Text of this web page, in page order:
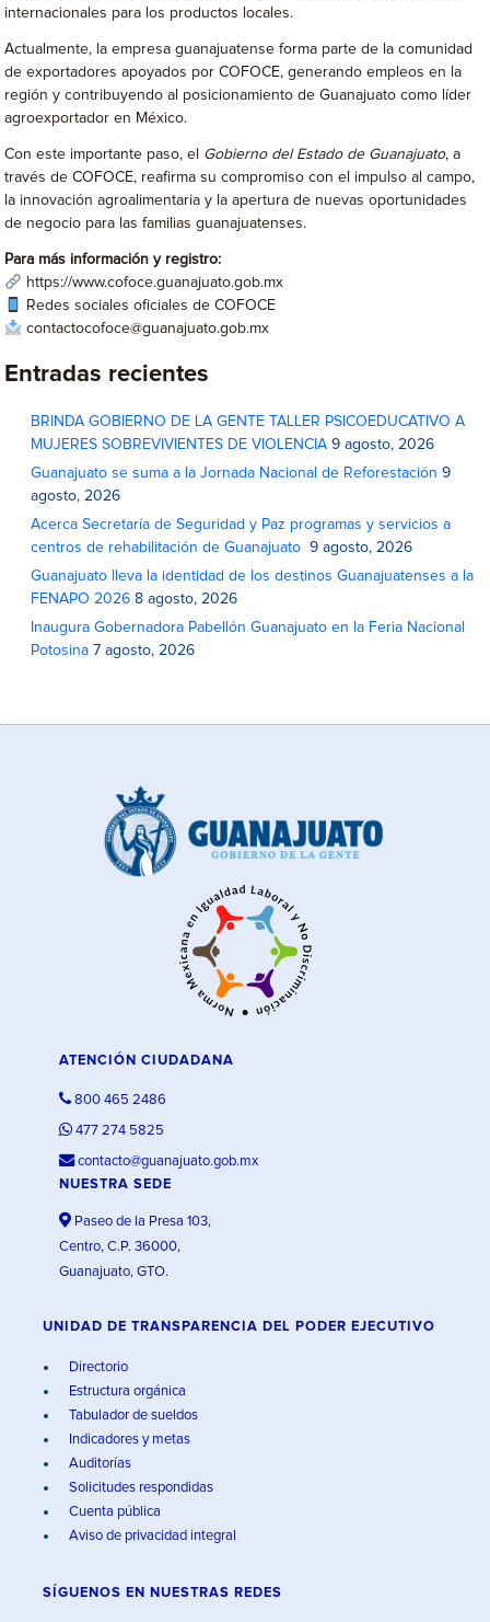
internacionales para los productos locales.
Actualmente, la empresa guanajuatense forma parte de la comunidad
de exportadores apoyados por COFOCE, generando empleos en la
región y contribuyendo al posicionamiento de Guanajuato como líder
agroexportador en México.
Con este importante paso, el Gobierno del Estado de Guanajuato, a
través de COFOCE, reafirma su compromiso con el impulso al campo,
la innovación agroalimentaria y la apertura de nuevas oportunidades
de negocio para las familias guanajuatenses.
Para más información y registro:
https://www.cofoce.guanajuato.gob.mx
Redes sociales oficiales de COFOCE
contactocofoce@guanajuato.gob.mx
Entradas recientes
BRINDA GOBIERNO DE LA GENTE TALLER PSICOEDUCATIVO A
MUJERES SOBREVIVIENTES DE VIOLENCIA 9 agosto, 2026
Guanajuato se suma a la Jornada Nacional de Reforestación 9
agosto, 2026
Acerca Secretaría de Seguridad y Paz programas y servicios a
centros de rehabilitación de Guanajuato
9 agosto, 2026
Guanajuato lleva la identidad de los destinos Guanajuatenses a la
FENAPO 2026 8 agosto, 2026
Inaugura Gobernadora Pabellón Guanajuato en la Feria Nacional
Potosina 7 agosto, 2026
ATENCIÓN CIUDADANA
800 465 2486
477 274 5825
contacto@guanajuato.gob.mx
NUESTRA SEDE
Paseo de la Presa 103,
Centro, C.P. 36000,
Guanajuato, GTO.
UNIDAD DE TRANSPARENCIA DEL PODER EJECUTIVO
Directorio
Estructura orgánica
Tabulador de sueldos
Indicadores y metas
Auditorías
Solicitudes respondidas
Cuenta pública
Aviso de privacidad integral
SÍGUENOS EN NUESTRAS REDES